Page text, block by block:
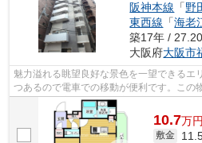
阪神本線 「野
東西線 「海老
築17年 /
大阪府大阪市
魅力溢れる眺望良好な景色を一望できるエ
つあるので電車での移動が便利です。この
す。設備充実、防犯性も高い安心のマンシ...
10.7万円
敷金